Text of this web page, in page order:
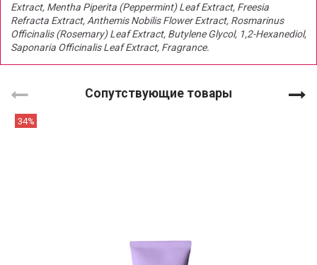
Extract, Mentha Piperita (Peppermint) Leaf Extract, Freesia
Refracta Extract, Anthemis Nobilis Flower Extract, Rosmarinus
Officinalis (Rosemary) Leaf Extract, Butylene Glycol, 1,2-Hexanediol,
Saponaria Officinalis Leaf Extract, Fragrance.
Сопутствующие товары
34%